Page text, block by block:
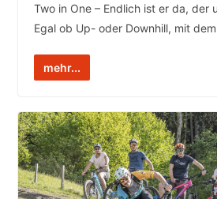
Two in One – Endlich ist er da, der
Egal ob Up- oder Downhill, mit
mehr...